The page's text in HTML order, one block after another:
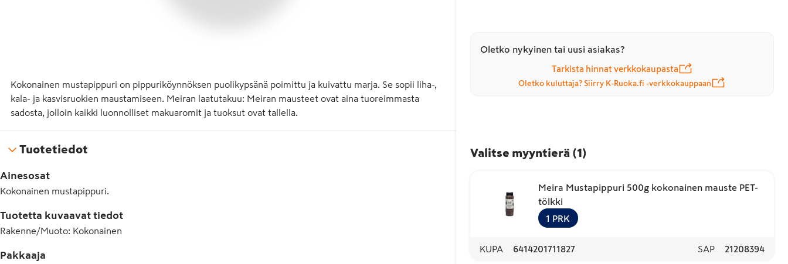
Kokonainen mustapippuri on pippuriköynnöksen puolikypsänä poimittu ja kuivattu marja. Se sopii liha-,
kala- ja kasvisruokien maustamiseen. Meiran laatutakuu: Meiran mausteet ovat aina tuoreimmasta
sadosta, jolloin kaikki luonnolliset makuaromit ja tuoksut ovat tallella.
Tuotetiedot
Ainesosat
Kokonainen mustapippuri.
Tuotetta kuvaavat tiedot
Rakenne/Muoto: Kokonainen
Pakkaaja
Oletko nykyinen tai uusi asiakas?
Tarkista hinnat verkkokaupasta
Oletko kuluttaja? Siirry K-Ruoka.fi -verkkokauppaan
Valitse myyntierä (1 )
Meira Mustapippuri 500g kokonainen mauste PET-
tölkki
1 PRK
KUPA 6414201711827 SAP 21208394